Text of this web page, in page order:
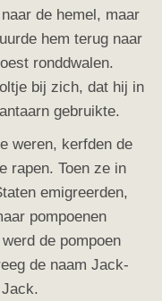
de hemel, maar
hem terug naar
ronddwalen.
bij zich, dat hij in
gebruikte.
weren, kerfden de
rapen. Toen ze in
emigreerden,
pompoenen
de pompoen
de naam Jack-